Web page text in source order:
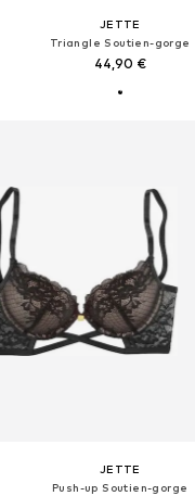
JETTE
Triangle Soutien-gorge
44,90 €
JETTE
Push-up Soutien-gorge